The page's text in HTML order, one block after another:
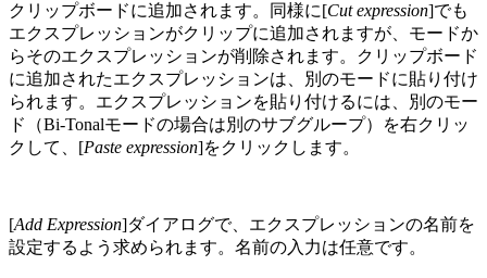
クリップボードに追加されます。同様に[Cut expression]でも
エクスプレッションがクリップに追加されますが、モードか
らそのエクスプレッションが削除されます。クリップボード
に追加されたエクスプレッションは、別のモードに貼り付け
られます。エクスプレッションを貼り付けるには、別のモー
ド（Bi-Tonalモードの場合は別のサブグループ）を右クリッ
クして、[Paste expression]をクリックします。
[Add Expression]ダイアログで、エクスプレッションの名前を
設定するよう求められます。名前の入力は任意です。